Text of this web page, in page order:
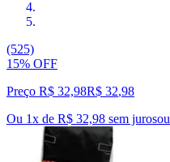
(525)
15% OFF
Preço R$ 32,98R$ 32,98
Ou 1x de R$ 32,98 sem jurosou